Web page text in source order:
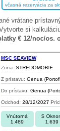
včasná rezervácia za
vrátane
si
€ 12/noc/os.
MSC SEAVIEW
Zona: STREDOMORIE
Z prístavu: Genua
Do prístavu: Genua
Odchod: 28/12/2027
Vnútorná
1.489
S
1.639